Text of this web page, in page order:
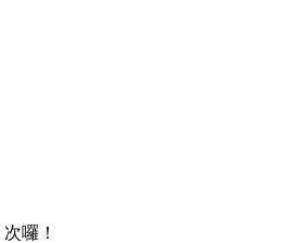
次囉！